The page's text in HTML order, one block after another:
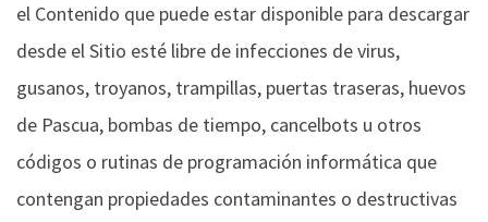
el Contenido que puede estar disponible para descargar
desde el Sitio esté libre de infecciones de virus,
gusanos, troyanos, trampillas, puertas traseras, huevos
de Pascua, bombas de tiempo, cancelbots u otros
códigos o rutinas de programación informática que
contengan propiedades contaminantes o destructivas